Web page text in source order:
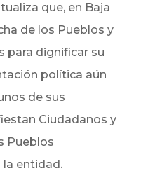
que, en Baja
de los Pueblos y
para dignificar su
política aún
de sus
Ciudadanos y
Pueblos
entidad.